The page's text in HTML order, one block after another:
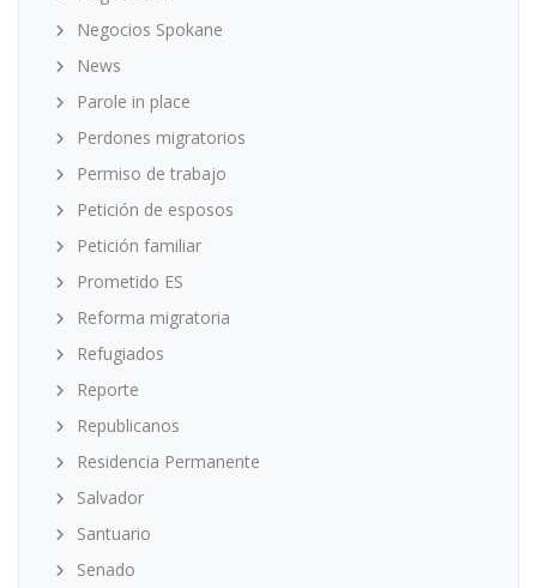
Negocios Spokane
News
Parole in place
Perdones migratorios
Permiso de trabajo
Petición de esposos
Petición familiar
Prometido ES
Reforma migratoria
Refugiados
Reporte
Republicanos
Residencia Permanente
Salvador
Santuario
Senado